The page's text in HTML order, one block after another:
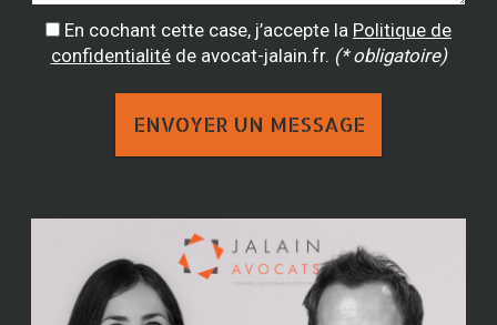
En cochant cette case, j’accepte la Politique de
confidentialitéde avocat-jalain.fr. (* obligatoire)